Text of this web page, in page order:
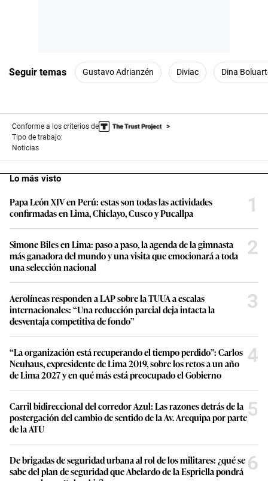
Seguir temas Gustavo Adrianzén Diviac Dina
Conforme a los criterios de
Tipo de trabajo:
Noticias
Lo más visto
Papa León XIV en Perú: estas son todas las actividades
confirmadas en Lima, Chiclayo, Cusco y Pucallpa
1
Simone Biles en Lima: paso a paso, la agenda de la gimnasta
más ganadora del mundo y una visita que emocionará a toda
una selección nacional
2
Aerolíneas responden a LAP sobre la TUUA a escalas
internacionales: “Una reducción parcial deja intacta la
desventaja competitiva de fondo”
3
“La organización está recuperando el tiempo perdido”: Carlos
Neuhaus, expresidente de Lima 2019, sobre los retos a un año
de Lima 2027 y en qué más está preocupado el Gobierno
4
Carril bidireccional del corredor Azul: Las razones detrás de la
postergación del cambio de sentido de la Av. Arequipa por parte
de la ATU
5
De brigadas de seguridad urbana al rol de los militares: ¿qué se
sabe del plan de seguridad que Abelardo de la Espriella pondrá 6